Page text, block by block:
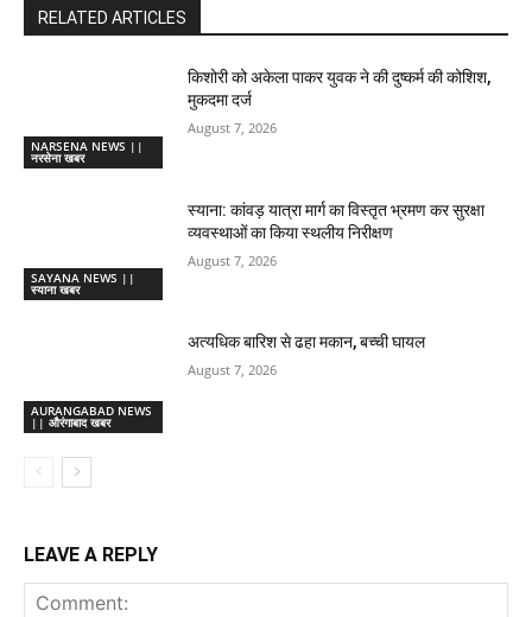
RELATED ARTICLES
NARSENA NEWS ||
नरसेना खबर
किशोरी को अकेला पाकर युवक ने की दुष्कर्म की कोशिश,
मुकदमा दर्ज
August 7, 2026
SAYANA NEWS ||
स्याना खबर
स्याना: कांवड़ यात्रा मार्ग का विस्तृत भ्रमण कर सुरक्षा
व्यवस्थाओं का किया स्थलीय निरीक्षण
August 7, 2026
AURANGABAD NEWS
|| औरंगाबाद खबर
अत्यधिक बारिश से ढहा मकान, बच्ची घायल
August 7, 2026
LEAVE A REPLY